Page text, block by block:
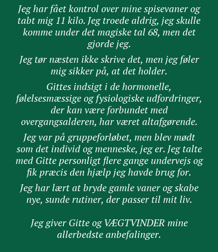
Jeg har fået kontrol over mine spisevaner og
tabt mig 11 kilo. Jeg troede aldrig, jeg skulle
komme under det magiske tal 68, men det
gjorde jeg.
Jeg tør næsten ikke skrive det, men jeg føler
mig sikker på, at det holder.
Gittes indsigt i de hormonelle,
følelsesmæssige og fysiologiske udfordringer,
der kan være forbundet med
overgangsalderen, har været altafgørende.
Jeg var på gruppeforløbet, men blev mødt
som det individ og menneske, jeg er. Jeg talte
med Gitte personligt flere gange undervejs og
fik præcis den hjælp jeg havde brug for.
Jeg har lært at bryde gamle vaner og skabe
nye, sunde rutiner, der passer til mit liv.
Jeg giver Gitte og VÆGTVINDER mine
allerbedste anbefalinger.